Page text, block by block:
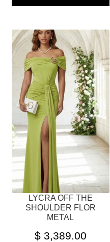
LYCRA OFF THE
SHOULDER FLOR
METAL
$3,389.00
ESTE
PRODUCTO
TIENE
MÚLTIPLES
VARIANTES.
LAS
OPCIONES
SE
PUEDEN
ELEGIR
EN
PÁGINA
PRODUCTO